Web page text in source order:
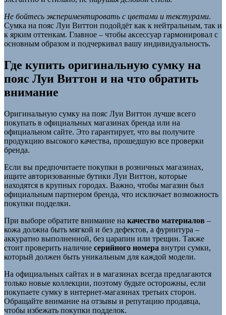
Не бойтесь экспериментировать с цветами и текстурами.
Сумка на пояс Луи Виттон подойдёт как к нейтральным, так и
к ярким оттенкам. Главное – чтобы аксессуар гармонировал с
основным образом и подчеркивал вашу индивидуальность.
Где купить оригинальную сумку на
пояс Луи Виттон и на что обратить
внимание
Оригинальную сумку на пояс Луи Виттон лучше всего
покупать в официальных магазинах бренда или на
официальном сайте. Это гарантирует, что вы получите
продукцию высокого качества, прошедшую все проверки
бренда.
Если вы предпочитаете покупки в розничных магазинах,
ищите авторизованные бутики Луи Виттон, которые
находятся в крупных городах. Важно, чтобы магазин был
официальным партнером бренда, что исключает возможность
покупки подделки.
При выборе обратите внимание на качество материалов –
кожа должна быть мягкой и без дефектов, а фурнитура –
аккуратно выполненной, без царапин или трещин. Также
стоит проверить наличие серийного номера внутри сумки,
который должен быть уникальным для каждой модели.
На официальных сайтах и в магазинах всегда предлагаются
только новые коллекции, поэтому будьте осторожны, если
покупаете сумку в интернет-магазинах третьих сторон.
Обращайте внимание на отзывы и репутацию продавца,
чтобы избежать покупки подделок.